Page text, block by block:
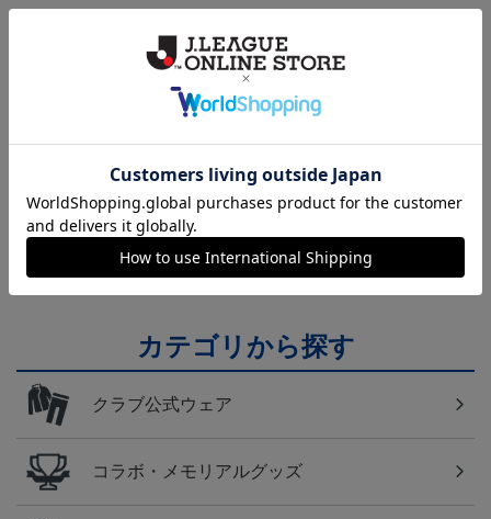
横浜FM
送料無料の併せ買いにオススメ！どの選手が当たる
かお楽しみのシークレットグッズ！
日常にもF・マリノスを！普段使いにオススメのアイ
テム！
カテゴリから探す
クラブ公式ウェア
コラボ・メモリアルグッズ